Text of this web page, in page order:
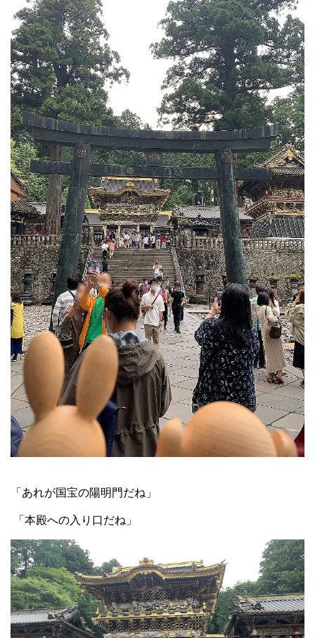
「あれが国宝の陽明門だね」
「本殿への入り口だね」